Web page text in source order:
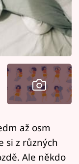
až osm
si z různých
Ale někdo